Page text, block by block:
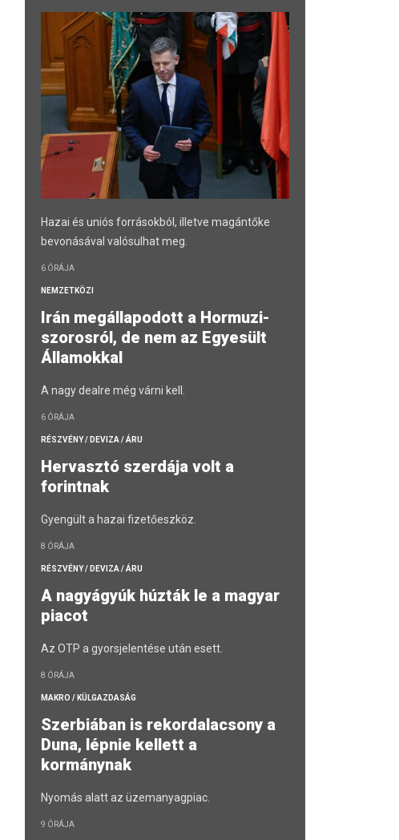
Hazai és uniós forrásokból, illetve magántőke
bevonásával valósulhat meg.
6 ÓRÁJA
NEMZETKÖZI
Irán megállapodott a Hormuzi-
szorosról, de nem az Egyesült
Államokkal
A nagy dealre még várni kell.
6 ÓRÁJA
RÉSZVÉNY / DEVIZA / ÁRU
Hervasztó szerdája volt a
forintnak
Gyengült a hazai fizetőeszköz.
8 ÓRÁJA
RÉSZVÉNY / DEVIZA / ÁRU
A nagyágyúk húzták le a magyar
piacot
Az OTP a gyorsjelentése után esett.
8 ÓRÁJA
MAKRO / KÜLGAZDASÁG
Szerbiában is rekordalacsony a
Duna, lépnie kellett a
kormánynak
Nyomás alatt az üzemanyagpiac.
9 ÓRÁJA